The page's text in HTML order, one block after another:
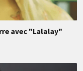
avec "Lalalay"